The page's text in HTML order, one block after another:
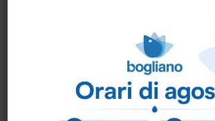
Consigli d'uso
Diluizione:
Acque dolci (0-15° f):